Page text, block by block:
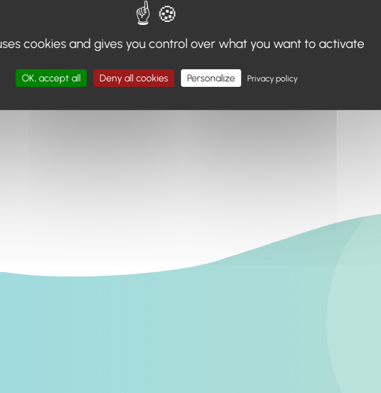
moteur de recherche en haut de page, ou à utiliser le menu pour trouver le
Retour à l'accueil
cookies and gives you control over what you want to activate
OK, accept all Deny all cookies Personalize Privacy policy